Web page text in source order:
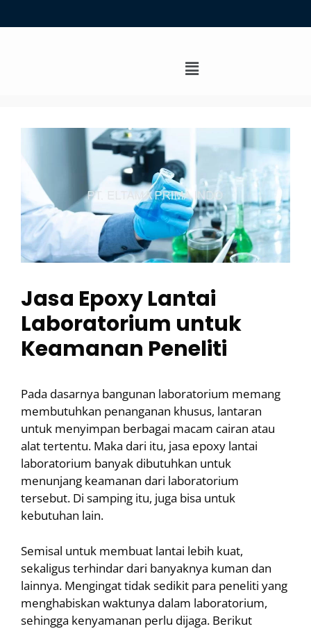
Jasa Epoxy Lantai
Laboratorium untuk
Keamanan Peneliti
Pada dasarnya bangunan laboratorium memang
membutuhkan penanganan khusus, lantaran
untuk menyimpan berbagai macam cairan atau
alat tertentu. Maka dari itu, jasa epoxy lantai
laboratorium banyak dibutuhkan untuk
menunjang keamanan dari laboratorium
tersebut. Di samping itu, juga bisa untuk
kebutuhan lain.
Semisal untuk membuat lantai lebih kuat,
sekaligus terhindar dari banyaknya kuman dan
lainnya. Mengingat tidak sedikit para peneliti yang
menghabiskan waktunya dalam laboratorium,
sehingga kenyamanan perlu dijaga. Berikut